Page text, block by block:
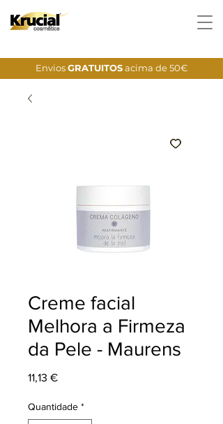
EnviosGRATUITOSacima de 50€
Creme facial
Melhora a Firmeza
da Pele - Maurens
11,13 €Preço
Quantidade *